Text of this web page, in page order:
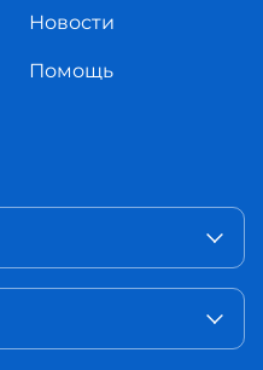
Новости
Помощь